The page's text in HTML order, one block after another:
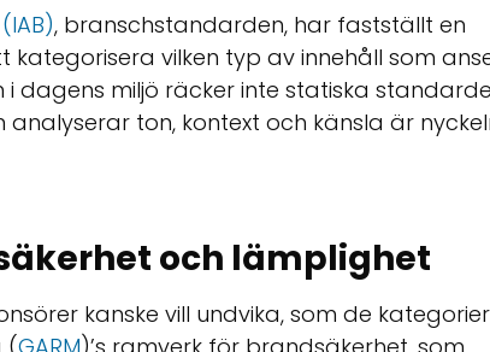
, branschstandarden, har fastställt en
vilken typ av innehåll som
dagens miljö räcker inte statiska
ton, kontext och känsla är
och lämplighet
kanske vill undvika, som de kategorier